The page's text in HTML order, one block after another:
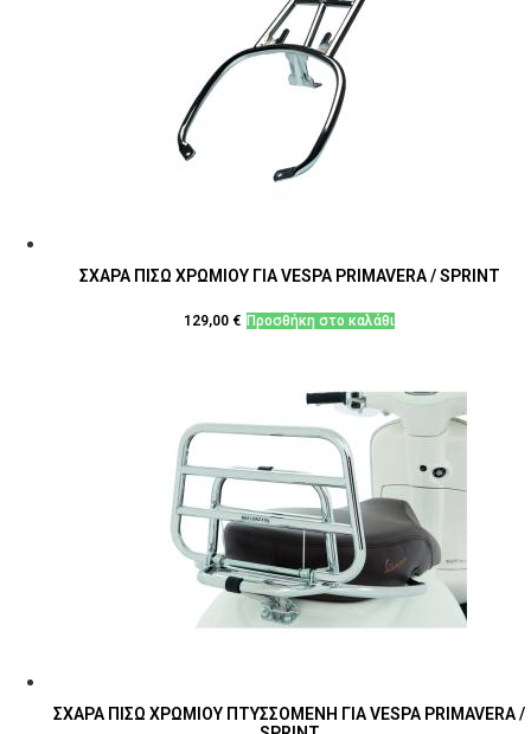
ΣΧΑΡΑ ΠΙΣΩ ΧΡΩΜΙΟΥ ΓΙΑ VESPA PRIMAVERA / SPRINT
129,00 € Προσθήκη στο καλάθι
ΣΧΑΡΑ ΠΙΣΩ ΧΡΩΜΙΟΥ ΠΤΥΣΣΟΜΕΝΗ ΓΙΑ VESPA PRIMAVERA /